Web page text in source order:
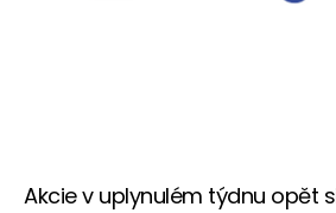
Akcie v uplynulém týdnu opět